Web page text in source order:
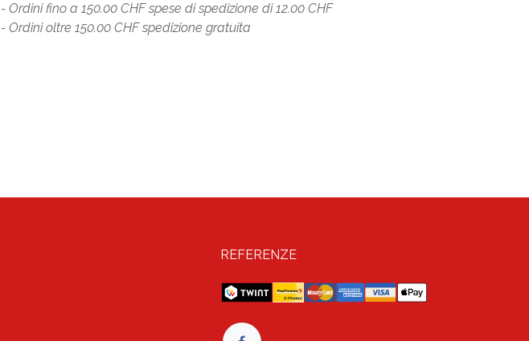
- Ordini fino a 150.00 CHF spese di spedizione di 12.00 CHF
- Ordini oltre 150.00 CHF spedizione gratuita
REFERENZE